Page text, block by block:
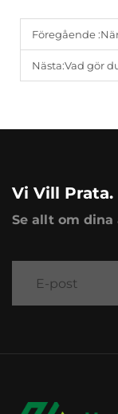
Föregående :När
Nästa:Vad gör
Vi Vill Prata.
Se allt om